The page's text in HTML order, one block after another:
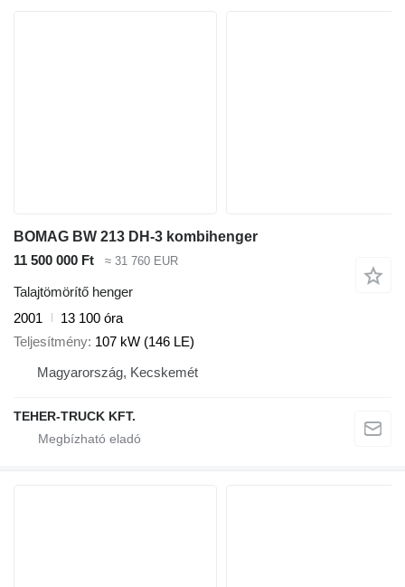
BOMAG BW 213 DH-3 kombihenger
11 500 000 Ft
≈ 31 760 EUR
Talajtömörítő henger
2001
13 100 óra
Teljesítmény 107 kW (146 LE)
Magyarország, Kecskemét
TEHER-TRUCK KFT.